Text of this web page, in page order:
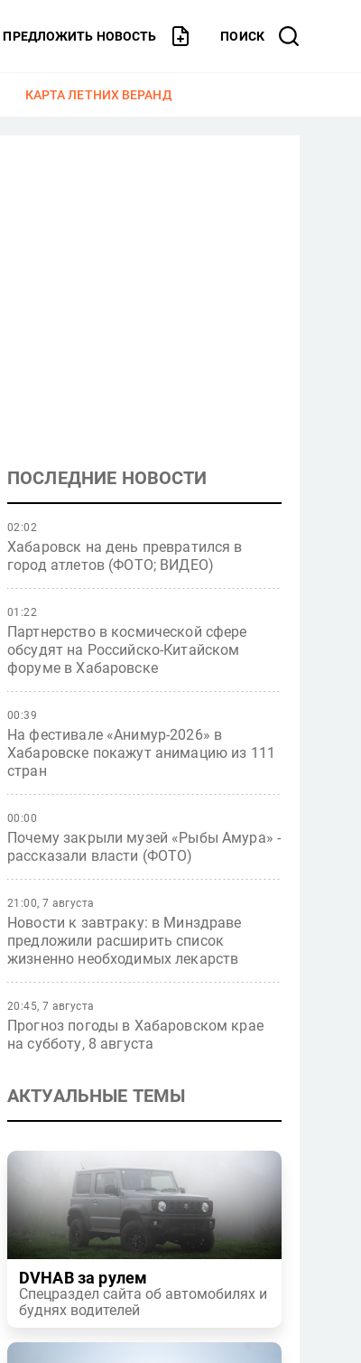
ПРЕДЛОЖИТЬ НОВОСТЬ ПОИСК
ЕЩЕ
КАРТА ЛЕТНИХ ВЕРАНД
ПОСЛЕДНИЕ НОВОСТИ
Хабаровск на день превратился в
город атлетов (ФОТО; ВИДЕО)
02:02
Партнерство в космической сфере
обсудят на Российско-Китайском
форуме в Хабаровске
01:22
На фестивале «Анимур-2026» в
Хабаровске покажут анимацию из 111
стран
00:39
Почему закрыли музей «Рыбы Амура» -
рассказали власти (ФОТО)
00:00
Новости к завтраку: в Минздраве
предложили расширить список
жизненно необходимых лекарств
21:00, 7 августа
Прогноз погоды в Хабаровском крае
на субботу, 8 августа
20:45, 7 августа
АКТУАЛЬНЫЕ ТЕМЫ
DVHAB за рулем
Спецраздел сайта об автомобилях и
буднях водителей